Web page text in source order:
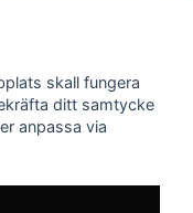
skall fungera
ditt samtycke
anpassa via